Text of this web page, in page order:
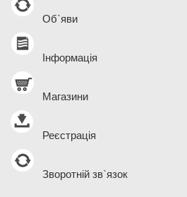
Об`яви
Інформація
Магазини
Реєстрація
Зворотній зв`язок